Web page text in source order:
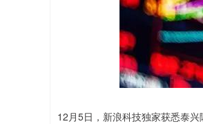
12月5日，新浪科技独家获悉泰
上证指数